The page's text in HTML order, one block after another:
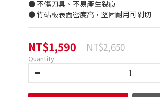
● 不傷刀具、不易產生裂痕
● 竹砧板表面密度高，堅固耐用可剁切
NT$1,590 NT$2,650
Quantity